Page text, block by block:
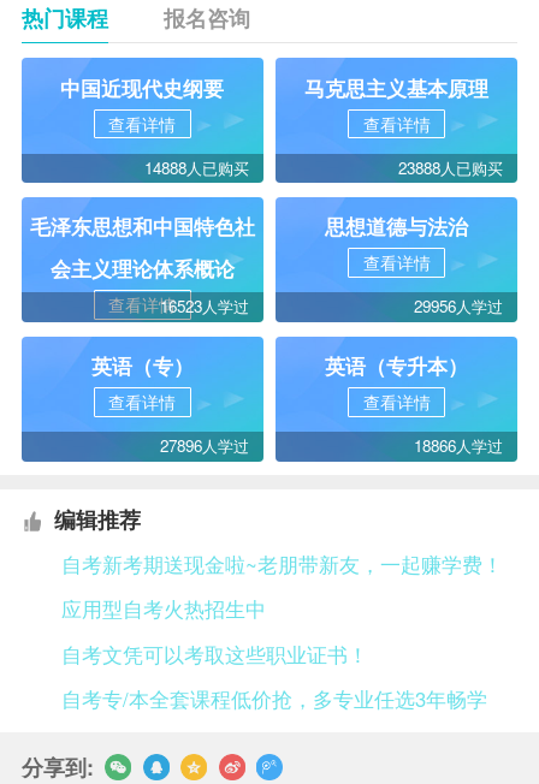
热门课程 报名咨询
中国近现代史纲要
查看详情
14888人已购买
马克思主义基本原理
查看详情
23888人已购买
毛泽东思想和中国特色社
会主义理论体系概论
查看详情16523人学过
思想道德与法治
查看详情
29956人学过
英语（专）
查看详情
27896人学过
英语（专升本）
查看详情
18866人学过
编辑推荐
自考新考期送现金啦~老朋带新友，一起赚学费！
应用型自考火热招生中
自考文凭可以考取这些职业证书！
自考专/本全套课程低价抢，多专业任选3年畅学
分享到: